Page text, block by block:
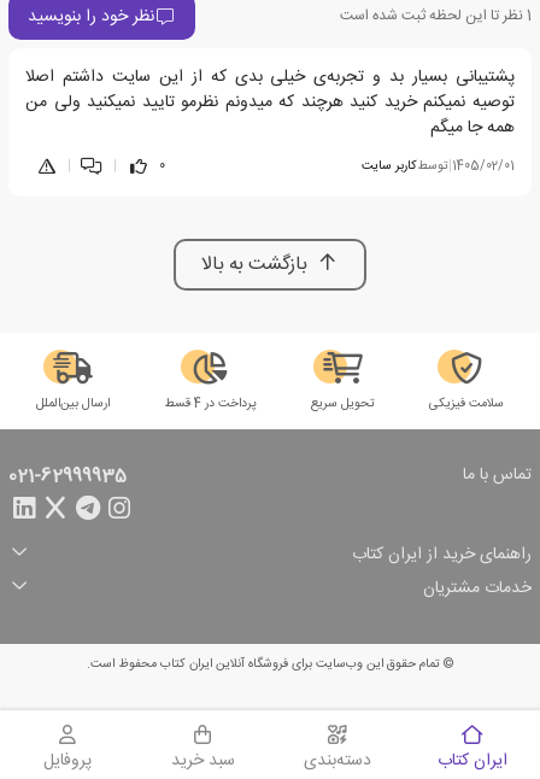
1نظر تا این لحظه ثبت شده است نظر خود را بنویسید
پشتیبانی بسیار بد و تجربه‌ی خیلی بدی که از این سایت داشتم اصلا
توصیه نمیکنم خرید کنید هرچند که میدونم نظرمو تایید نمیکنید ولی من
همه جا میگم
1405/02/01
|توسطکاربر سایت 0
|
|
بازگشت به بالا
سلامت فیزیکی تحویل سریع پرداخت در 4 قسط ارسال بین‌الملل
تماس با ما 021-62999935
راهنمای خرید از ایران کتاب
ثبت سفارش
شرایط ارسال سفارش
شیوه پرداخت
تخفیف‌های خرید
خدمات مشتریان
© تمام حقوق این وب‌سایت برای فروشگاه آنلاین ایران کتاب محفوظ است.
ایران کتاب دسته‌بندی
سبد خرید
سبد خرید پروفایل